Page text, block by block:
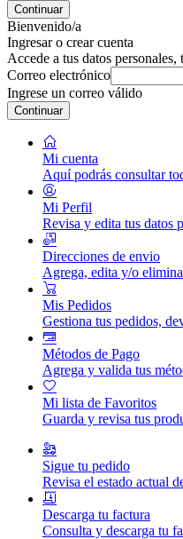
Continuar
Bienvenido/a
Ingresar o crear cuenta
Accede a tus datos
Correo electrónico
Ingrese un correo válido
Continuar
Mi cuenta
Aquí podrás consultar
Mi Perfil
Revisa y edita tus datos
Direcciones de envio
Agrega, edita y/o
Mis Pedidos
Gestiona tus pedidos,
Métodos de Pago
Agrega y valida tus
Mi lista de Favoritos
Guarda y revisa tus
Sigue tu pedido
Revisa el estado actual
Descarga tu factura
Consulta y descarga tu